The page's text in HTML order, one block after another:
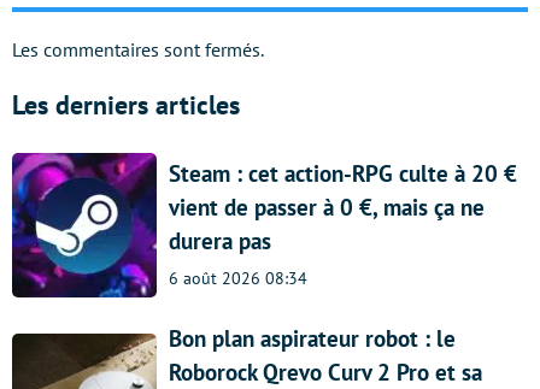
Les commentaires sont fermés.
Les derniers articles
Steam : cet action-RPG culte à 20 €
vient de passer à 0 €, mais ça ne
durera pas
6 août 2026 08:34
Bon plan aspirateur robot : le
Roborock Qrevo Curv 2 Pro et sa